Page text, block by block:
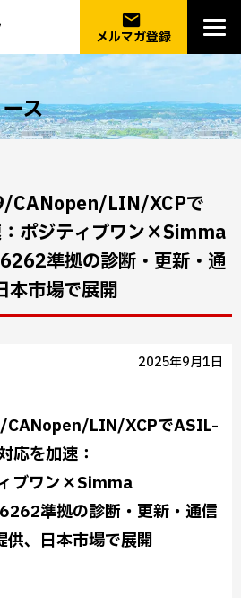
email
メルマガ登録
ス
CANopen/LIN/XCPで
ポジティブワン×Simma
準拠の診断・更新・通
本市場で展開
2025年9月1日
LIN/XCPでASIL-
応を加速：
ブワン×Simma
準拠の診断・更新・通信
供、日本市場で展開